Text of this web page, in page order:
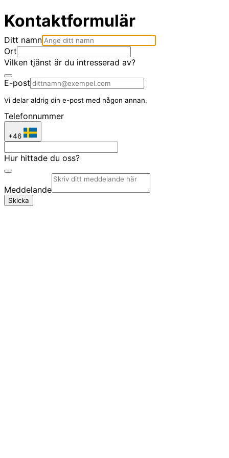
Kontaktformulär
Ditt namn
Ort
Vilken tjänst är du intresserad av?
E-post
Vi delar aldrig din e-post med någon annan.
Telefonnummer
+46
Hur hittade du oss?
Meddelande
Skicka